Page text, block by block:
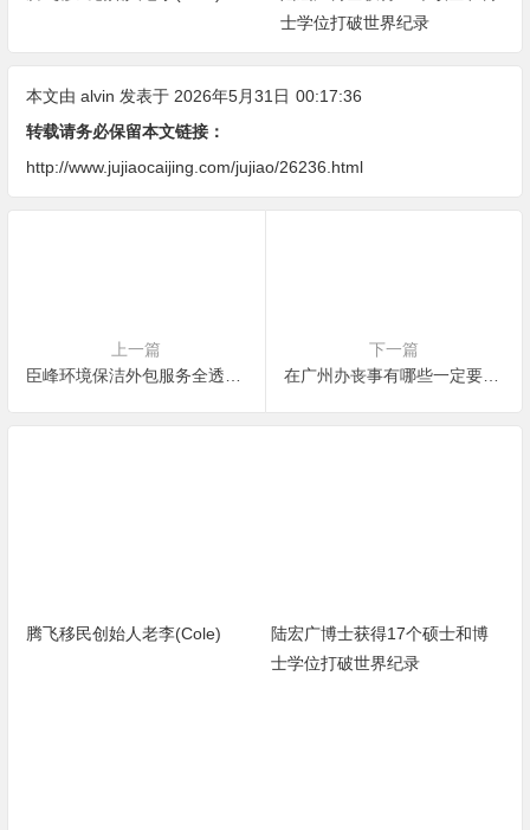
士学位打破世界纪录
本文由 alvin 发表于 2026年5月31日 00:17:36
转载请务必保留本文链接：
http://www.jujiaocaijing.com/jujiao/26236.html
上一篇
下一篇
在广州办丧事有哪些一定要知道的？普通人的避坑经验与建议
腾飞移民创始人老李(Cole)
陆宏广博士获得17个硕士和博
士学位打破世界纪录